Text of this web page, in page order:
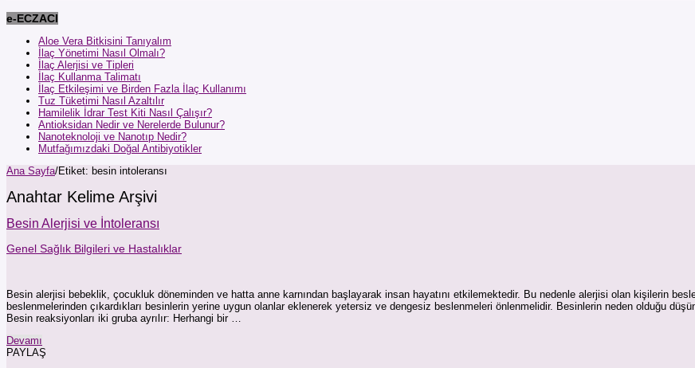
e-ECZACI
Aloe Vera Bitkisini Tanıyalım
İlaç Yönetimi Nasıl Olmalı?
İlaç Alerjisi ve Tipleri
İlaç Kullanma Talimatı
İlaç Etkileşimi ve Birden Fazla İlaç Kullanımı
Tuz Tüketimi Nasıl Azaltılır
Hamilelik İdrar Test Kiti Nasıl Çalışır?
Antioksidan Nedir ve Nerelerde Bulunur?
Nanoteknoloji ve Nanotıp Nedir?
Mutfağımızdaki Doğal Antibiyotikler
Ana Sayfa/Etiket: besin intoleransı
Anahtar Kelime Arşivi
Besin Alerjisi ve İntoleransı
Genel Sağlık Bilgileri ve Hastalıklar
Besin alerjisi bebeklik, çocukluk döneminden ve hatta anne karnından başlayarak insan hayatını etkilemektedir. Bu nedenle alerjisi olan kişilerin
beslenmelerinden çıkardıkları besinlerin yerine uygun olanlar eklenerek yetersiz ve dengesiz beslenmeleri önlenmelidir. Besinlerin neden olduğu
Besin reaksiyonları iki gruba ayrılır: Herhangi bir …
Devamı
PAYLAŞ